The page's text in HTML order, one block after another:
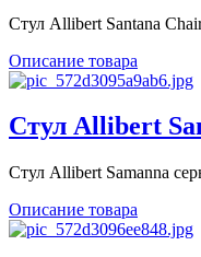
Стул Allibert Santana
Описание товара
Стул Allibert
Стул Allibert Samanna
Описание товара